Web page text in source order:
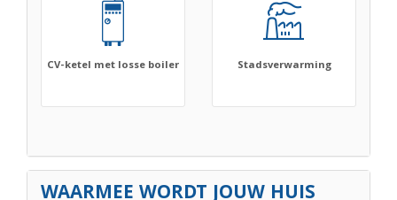
CV-ketel met losse boiler Stadsverwarming